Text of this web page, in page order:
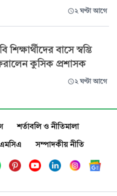
২ ঘণ্টা আগে
শিক্ষার্থীদের বাসে স্বস্তি
কুসিক প্রশাসক
২ ঘণ্টা আগে
শর্তাবলি ও নীতিমালা
সম্পাদকীয় নীতি